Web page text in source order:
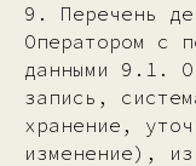
9. Перечень
Оператором с
данными 9.1.
запись,
хранение,
изменение),